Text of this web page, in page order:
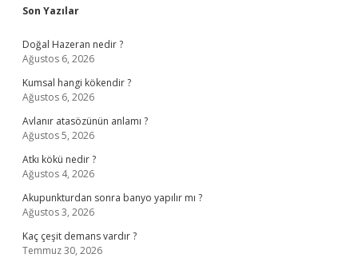
Sidebar
Son Yazılar
Doğal Hazeran nedir ?
Ağustos 6, 2026
Kumsal hangi kökendir ?
Ağustos 6, 2026
Avlanır atasözünün anlamı ?
Ağustos 5, 2026
Atkı kökü nedir ?
Ağustos 4, 2026
Akupunkturdan sonra banyo yapılır mı ?
Ağustos 3, 2026
Kaç çeşit demans vardır ?
Temmuz 30, 2026